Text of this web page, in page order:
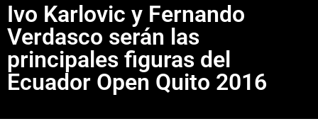
Ivo Karlovic y Fernando
Verdasco serán las
principales figuras del
Ecuador Open Quito 2016